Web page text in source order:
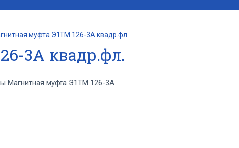
муфта Э1ТМ 126-3А квадр.фл.
3А квадр.фл.
Магнитная муфта Э1ТМ 126-3А